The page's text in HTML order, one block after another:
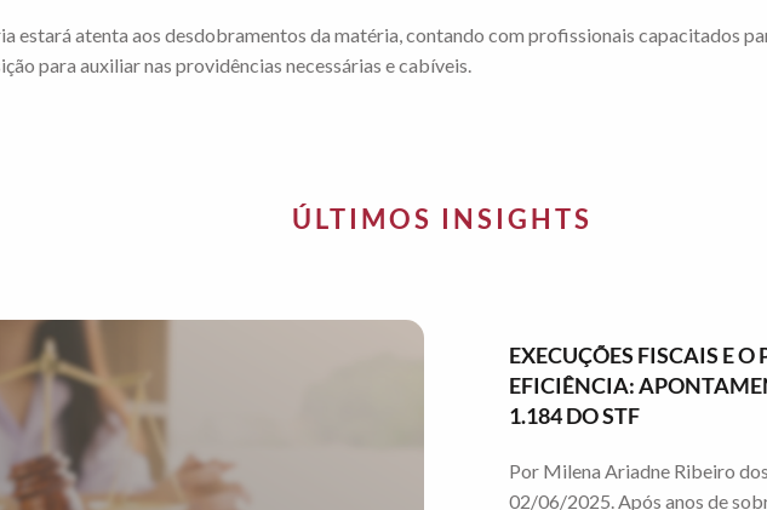
estará atenta aos desdobramentos da matéria, contando com profissionais capacitados
para auxiliar nas providências necessárias e cabíveis.
ÚLTIMOS INSIGHTS
EXECUÇÕES FISCAIS E
EFICIÊNCIA:
1.184 DO STF
Por Milena Ariadne Ribeiro
02/06/2025. Após anos de